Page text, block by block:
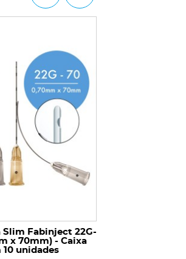
Slim Fabinject 22G-
x 70mm) - Caixa
10 unidades